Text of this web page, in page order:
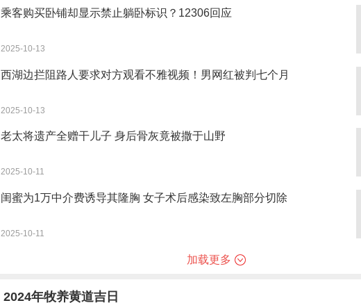
乘客购买卧铺却显示禁止躺卧标识？12306回应
2025-10-13
西湖边拦阻路人要求对方观看不雅视频！男网红被判七个月
2025-10-13
老太将遗产全赠干儿子 身后骨灰竟被撒于山野
2025-10-11
闺蜜为1万中介费诱导其隆胸 女子术后感染致左胸部分切除
2025-10-11
加载更多
2024年牧养黄道吉日